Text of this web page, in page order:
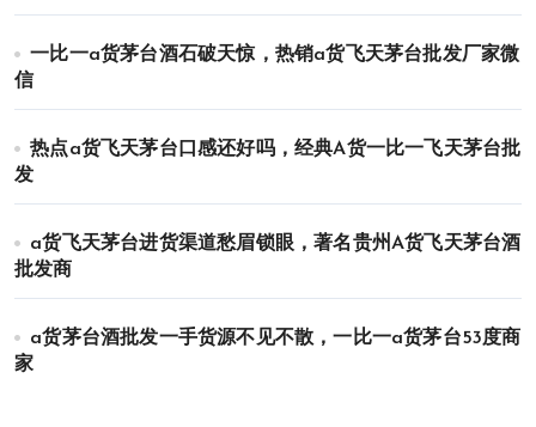
一比一a货茅台酒石破天惊，热销a货飞天茅台批发厂家微
信
热点a货飞天茅台口感还好吗，经典A货一比一飞天茅台批
发
a货飞天茅台进货渠道愁眉锁眼，著名贵州A货飞天茅台酒
批发商
a货茅台酒批发一手货源不见不散，一比一a货茅台53度商
家